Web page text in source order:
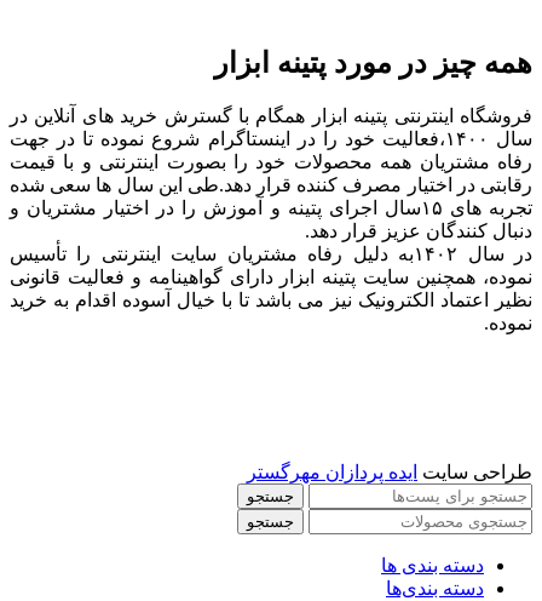
همه چیز در مورد پتینه ابزار
فروشگاه اینترنتی پتینه ابزار همگام با گسترش خرید های آنلاین در
سال ۱۴۰۰،فعالیت خود را در اینستاگرام شروع نموده تا در جهت
رفاه مشتریان همه محصولات خود را بصورت اینترنتی و با قیمت
رقابتی در اختیار مصرف کننده قرار دهد.طی این سال ها سعی شده
تجربه های ۱۵سال اجرای پتینه و آموزش را در اختیار مشتریان و
دنبال کنندگان عزیز قرار دهد.
در سال ۱۴۰۲به دلیل رفاه مشتریان سایت اینترنتی را تأسیس
نموده، همچنین سایت پتینه ابزار دارای گواهینامه و فعالیت قانونی
نظیر اعتماد الکترونیک نیز می باشد تا با خیال آسوده اقدام به خرید
نموده.
طراحی سایت ایده پردازان مهرگستر
جستجو
جستجو
دسته بندی ها
دسته بندی‌ها